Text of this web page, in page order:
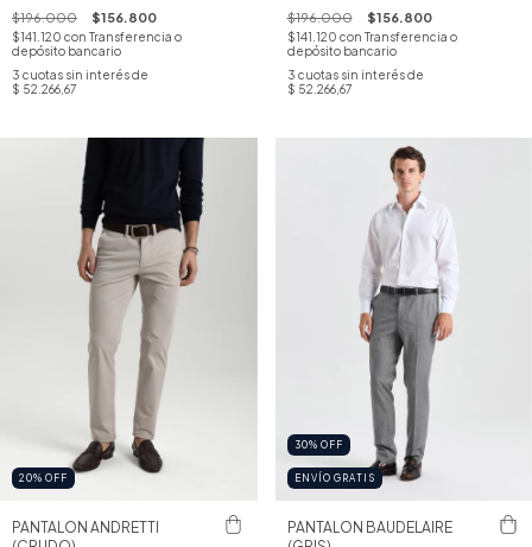
$196.000 $156.800
$141.120 con Transferencia o
depósito bancario
3 cuotas sin interés de
$ 52.266,67
$196.000 $156.800
$141.120 con Transferencia o
depósito bancario
3 cuotas sin interés de
$ 52.266,67
20% OFF
PANTALON ANDRETTI
30% OFF
ENVÍO GRATIS
PANTALON BAUDELAIRE